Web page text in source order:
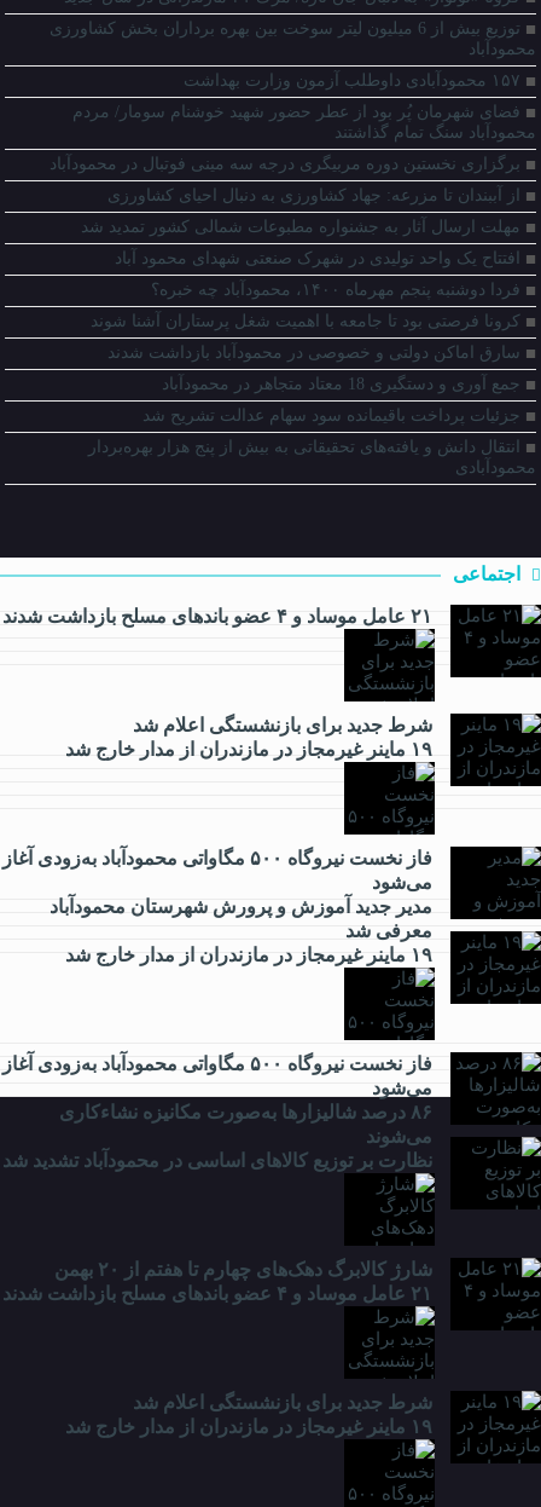
توزیع بیش از 6 میلیون لیتر سوخت بین بهره برداران بخش کشاورزی
محمودآباد
۱۵۷ محمودآبادی داوطلب آزمون وزارت بهداشت
فضای شهرمان پُر بود از عطر حضور شهید خوشنام سومار/ مردم
محمودآباد سنگ تمام گذاشتند
برگزاری نخستین دوره مربیگری درجه سه مینی فوتبال در محمودآباد
از آببندان تا مزرعه: جهاد کشاورزی به دنبال احیای کشاورزی
مهلت ارسال آثار به جشنواره مطبوعات شمالی کشور تمدید شد
افتتاح یک واحد تولیدی در شهرک صنعتی شهدای محمود آباد
فردا دوشنبه پنجم مهرماه ۱۴۰۰، محمودآباد چه خبره؟
کرونا فرصتی بود تا جامعه با اهمیت شغل پرستاران آشنا شوند
سارق اماکن دولتی و خصوصی در محمودآباد بازداشت شدند
جمع آوری و دستگیری 18 معتاد متجاهر در محمودآباد
جزئیات پرداخت باقیمانده سود سهام عدالت تشریح شد
انتقال دانش و یافته‌های تحقیقاتی به بیش از پنج هزار بهره‌بردار
محمودآبادی
اجتماعی
۲۱ عامل موساد و ۴ عضو باند‌های مسلح بازداشت شدند
شرط جدید برای بازنشستگی اعلام شد
۱۹ ماینر غیرمجاز در مازندران از مدار خارج شد
فاز نخست نیروگاه ۵۰۰ مگاواتی محمودآباد به‌زودی آغاز
می‌شود
مدیر جدید آموزش و پرورش شهرستان محمودآباد
معرفی شد
اقتصادی
۱۹ ماینر غیرمجاز در مازندران از مدار خارج شد
فاز نخست نیروگاه ۵۰۰ مگاواتی محمودآباد به‌زودی آغاز
می‌شود
۸۶ درصد شالیزارها به‌صورت مکانیزه نشاءکاری
می‌شوند
نظارت بر توزیع کالا‌های اساسی در محمودآباد تشدید شد
شارژ کالابرگ دهک‌های چهارم تا هفتم از ۲۰ بهمن
فرهنگی
۲۱ عامل موساد و ۴ عضو باند‌های مسلح بازداشت شدند
شرط جدید برای بازنشستگی اعلام شد
۱۹ ماینر غیرمجاز در مازندران از مدار خارج شد
ورزشی